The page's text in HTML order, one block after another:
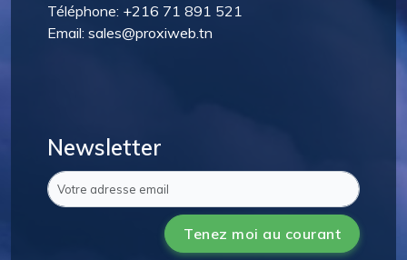
Téléphone: +216 71 891 521
Email: sales@proxiweb.tn
Newsletter
Tenez moi au courant